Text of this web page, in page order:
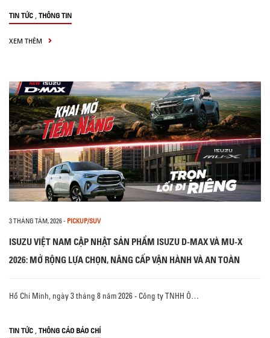
TIN TỨC , THÔNG TIN
XEM THÊM
3 THÁNG TÁM, 2026- PICKUP/SUV
ISUZU VIỆT NAM CẬP NHẬT SẢN PHẨM ISUZU D-MAX VÀ MU-X
2026: MỞ RỘNG LỰA CHỌN, NÂNG CẤP VẬN HÀNH VÀ AN TOÀN
Hồ Chí Minh, ngày 3 tháng 8 năm 2026 - Công ty TNHH Ô…
TIN TỨC , THÔNG CÁO BÁO CHÍ